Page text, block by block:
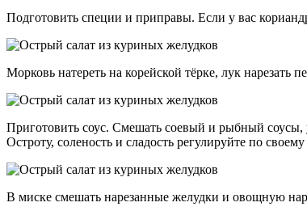
Подготовить специи и приправы. Если у вас
Морковь натереть на корейской тёрке, лук нарезать
Приготовить соус. Смешать соевый и рыбный соусы,
Остроту, соленость и сладость регулируйте по
В миске смешать нарезанные желудки и овощную